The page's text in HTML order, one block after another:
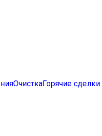
ОчисткаГорячие сделки